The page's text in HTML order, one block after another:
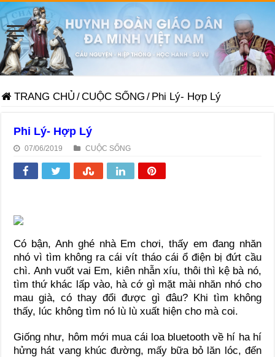
TRANG CHỦ /CUỘC SỐNG / Phi Lý- Hợp Lý
Phi Lý- Hợp Lý
07/06/2019 CUỘC SỐNG
Có bận, Anh ghé nhà Em chơi, thấy em đang nhăn
nhó vì tìm không ra cái vít tháo cái ổ điện bị đứt cầu
chì. Anh vuốt vai Em, kiên nhẫn xíu, thôi thì kệ bà nó,
tìm thứ khác lấp vào, hà cớ gì mặt mài nhăn nhó cho
mau già, có thay đổi được gì đâu? Khi tìm không
thấy, lúc không tìm nó lù lù xuất hiện cho mà coi.
Giống như, hôm mới mua cái loa bluetooth về hí ha hí
hửng hát vang khúc đường, mấy bữa bỏ lăn lóc, đến